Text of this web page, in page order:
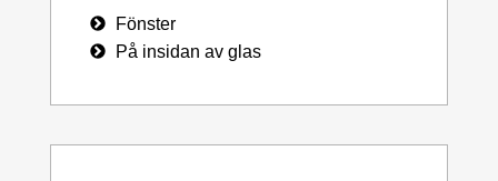
Fönster
På insidan av glas